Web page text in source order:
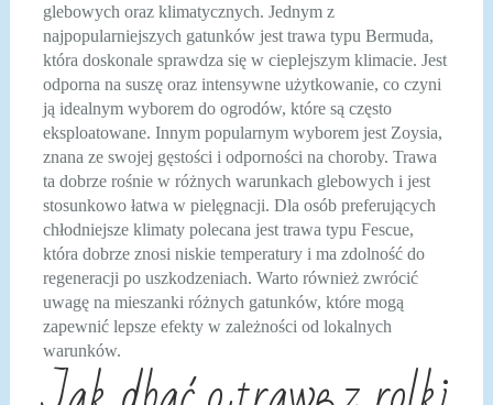
glebowych oraz klimatycznych. Jednym z
najpopularniejszych gatunków jest trawa typu Bermuda,
która doskonale sprawdza się w cieplejszym klimacie. Jest
odporna na suszę oraz intensywne użytkowanie, co czyni
ją idealnym wyborem do ogrodów, które są często
eksploatowane. Innym popularnym wyborem jest Zoysia,
znana ze swojej gęstości i odporności na choroby. Trawa
ta dobrze rośnie w różnych warunkach glebowych i jest
stosunkowo łatwa w pielęgnacji. Dla osób preferujących
chłodniejsze klimaty polecana jest trawa typu Fescue,
która dobrze znosi niskie temperatury i ma zdolność do
regeneracji po uszkodzeniach. Warto również zwrócić
uwagę na mieszanki różnych gatunków, które mogą
zapewnić lepsze efekty w zależności od lokalnych
warunków.